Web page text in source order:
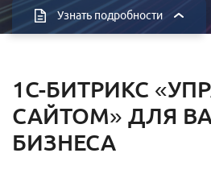
Узнать подробности
1С-БИТРИКС
САЙТОМ» ДЛЯ
БИЗНЕСА